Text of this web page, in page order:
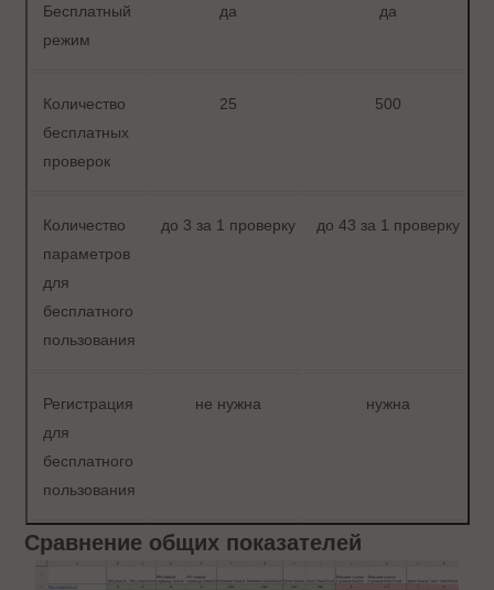
Бесплатный
режим
да да
Количество
бесплатных
проверок
25 500
Количество
параметров
для
бесплатного
пользования
до 3 за 1 проверку до 43 за 1 проверку
Регистрация
для
бесплатного
пользования
не нужна нужна
Сравнение общих показателей